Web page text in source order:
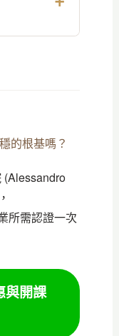
的根基嗎？
(Alessandro
所需認證一次
與開課